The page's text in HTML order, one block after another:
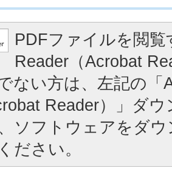
PDFファイルを閲
Reader（Acrobat
ない方は、左記の「
Reader）」ダ
ソフトウェアをダ
ださい。